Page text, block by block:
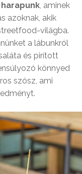
, aminek
azoknak, akik
világba.
a lábunkról
és pirított
könnyed
szósz, ami